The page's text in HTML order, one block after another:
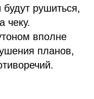
рушиться,
чеку.
вполне
планов,